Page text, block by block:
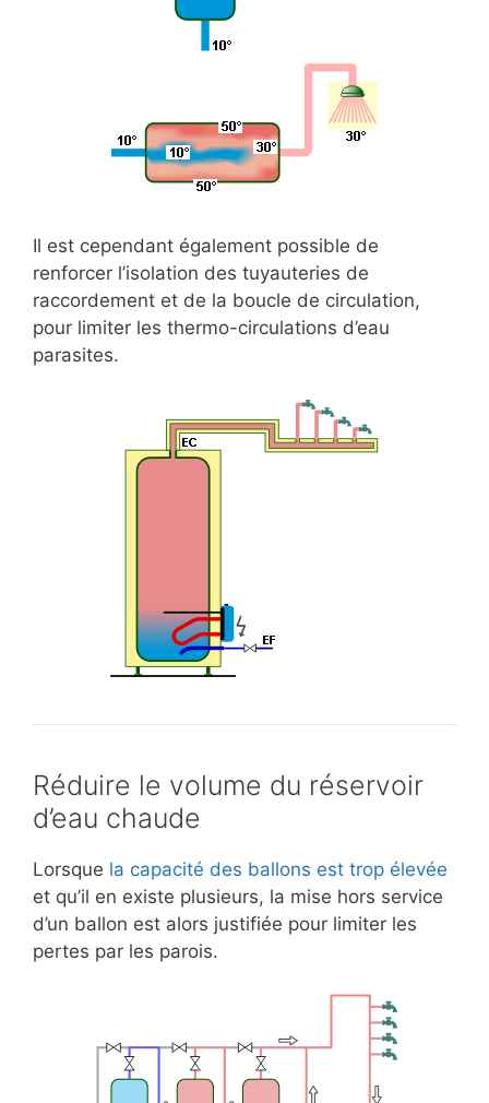
Il est cependant également possible de
renforcer l’isolation des tuyauteries de
raccordement et de la boucle de circulation,
pour limiter les thermo-circulations d’eau
parasites.
Réduire le volume du réservoir
d’eau chaude
Lorsque la capacité des ballons est trop élevée
et qu’il en existe plusieurs, la mise hors service
d’un ballon est alors justifiée pour limiter les
pertes par les parois.